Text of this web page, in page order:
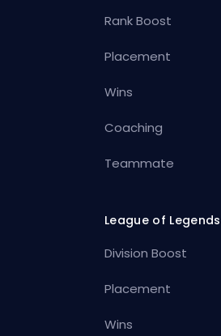
Rank Boost
Placement
Wins
Coaching
Teammate
League of Legends
Division Boost
Placement
Wins